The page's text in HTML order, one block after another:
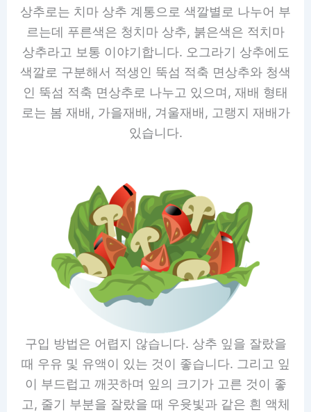
상추로는 치마 상추 계통으로 색깔별로 나누어 부
르는데 푸른색은 청치마 상추, 붉은색은 적치마
상추라고 보통 이야기합니다. 오그라기 상추에도
색깔로 구분해서 적생인 뚝섬 적축 면상추와 청색
인 뚝섬 적축 면상추로 나누고 있으며, 재배 형태
로는 봄 재배, 가을재배, 겨울재배, 고랭지 재배가
있습니다.
구입 방법은 어렵지 않습니다. 상추 잎을 잘랐을
때 우유 및 유액이 있는 것이 좋습니다. 그리고 잎
이 부드럽고 깨끗하며 잎의 크기가 고른 것이 좋
고, 줄기 부분을 잘랐을 때 우윳빛과 같은 흰 액체